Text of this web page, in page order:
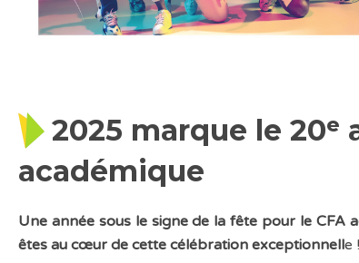
2025 marque le 20ᵉ
académique
Une année sous le signe de la fête pour le CFA
êtes au cœur de cette célébration exceptionnelle !